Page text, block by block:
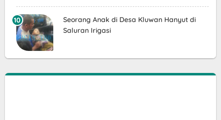
Seorang Anak di Desa Kluwan Hanyut di
Saluran Irigasi